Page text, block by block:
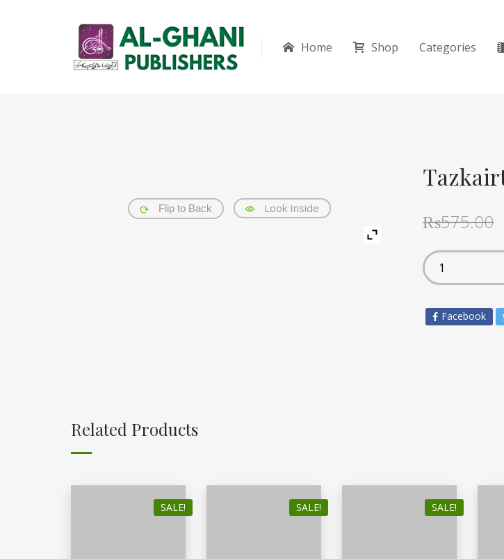
Home Shop Categories
Flip to Back Look Inside
₨575.00
Facebook
Related Products
SALE! SALE! SALE!